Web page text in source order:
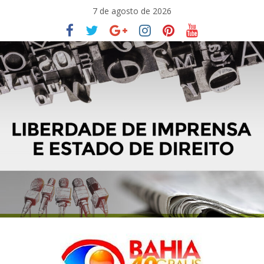
conteúdo
7 de agosto de 2026